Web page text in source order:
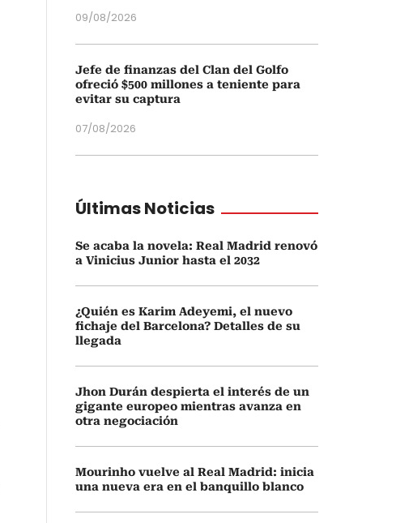
09/08/2026
Jefe de finanzas del Clan del Golfo
ofreció $500 millones a teniente para
evitar su captura
07/08/2026
Últimas Noticias
Se acaba la novela: Real Madrid renovó
a Vinicius Junior hasta el 2032
¿Quién es Karim Adeyemi, el nuevo
fichaje del Barcelona? Detalles de su
llegada
Jhon Durán despierta el interés de un
gigante europeo mientras avanza en
otra negociación
Mourinho vuelve al Real Madrid: inicia
una nueva era en el banquillo blanco